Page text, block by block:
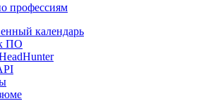
профессиям
календарь
ПО